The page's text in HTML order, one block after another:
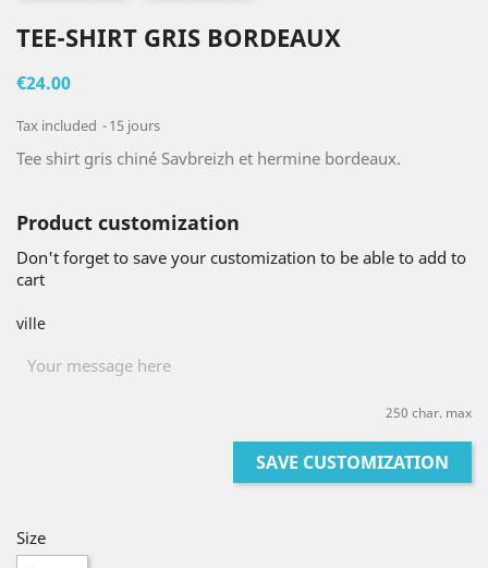
TEE-SHIRT GRIS BORDEAUX
€24.00
Tax included 15 jours
Tee shirt gris chiné Savbreizh et hermine bordeaux.
Product customization
Don't forget to save your customization to be able to add to
cart
ville
250 char. max
SAVE CUSTOMIZATION
Size